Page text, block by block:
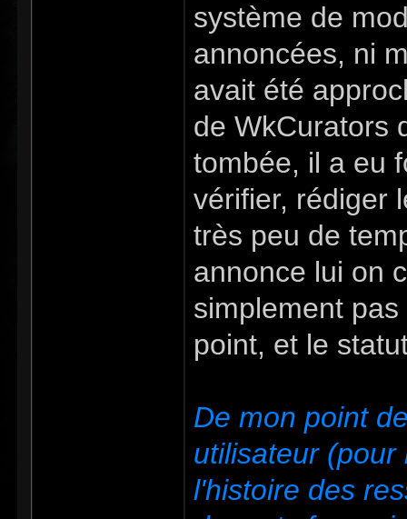
système de
annoncées, ni
avait été
de WkCurators
tombée, il a eu
vérifier, rédiger
très peu de
annonce lui on
simplement
point, et le
De mon point
utilisateur
l'histoire des